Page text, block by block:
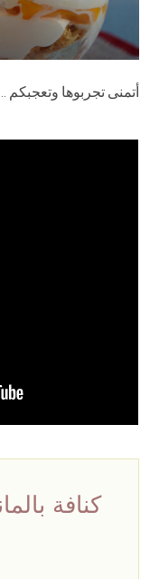
أتمنى تجربوها
كنافة